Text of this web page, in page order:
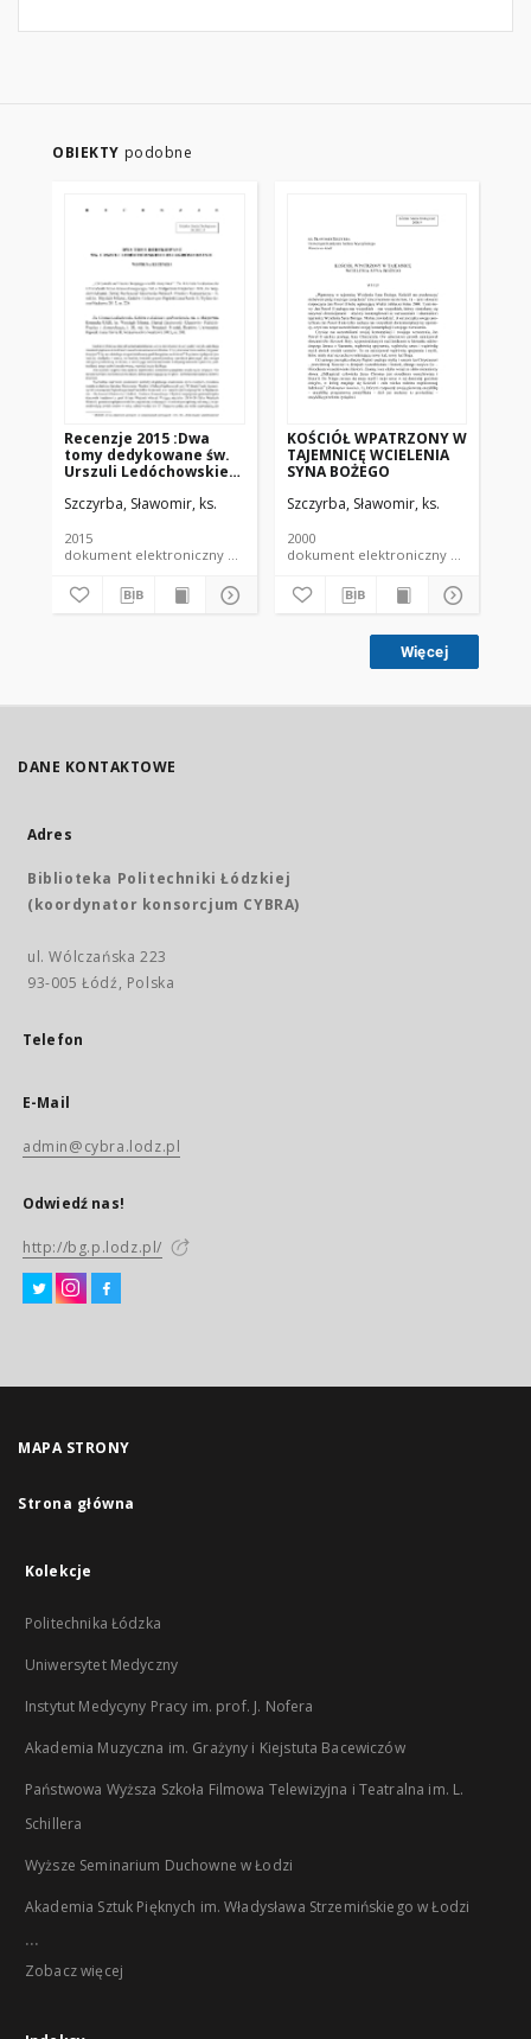
OBIEKTY podobne
Recenzje 2015 :Dwa
tomy dedykowane św.
Urszuli Ledóchowskiej i
Szczyrba, Sławomir, ks.
2015
dokument elektroniczny czasopismo
KOŚCIÓŁ WPATRZONY W
TAJEMNICĘ WCIELENIA
SYNA BOŻEGO
Szczyrba, Sławomir, ks.
2000
dokument elektroniczny czasopismo
Więcej
DANE KONTAKTOWE
Adres
Biblioteka Politechniki Łódzkiej
(koordynator konsorcjum CYBRA)
ul. Wólczańska 223
93-005 Łódź, Polska
Telefon
E-Mail
admin@cybra.lodz.pl
Odwiedź nas!
http://bg.p.lodz.pl/
MAPA STRONY
Strona główna
Kolekcje
Politechnika Łódzka
Uniwersytet Medyczny
Instytut Medycyny Pracy im. prof. J. Nofera
Akademia Muzyczna im. Grażyny i Kiejstuta Bacewiczów
Państwowa Wyższa Szkoła Filmowa Telewizyjna i Teatralna im. L.
Schillera
Wyższe Seminarium Duchowne w Łodzi
Akademia Sztuk Pięknych im. Władysława Strzemińskiego w Łodzi
...
Zobacz więcej